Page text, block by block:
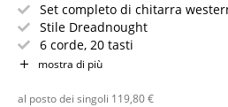
Set completo di chitarra
Stile Dreadnought
6 corde, 20 tasti
Incl. custodia, plettro, corde di
Colore: nero
mostra di più
al posto dei singoli 119,80€